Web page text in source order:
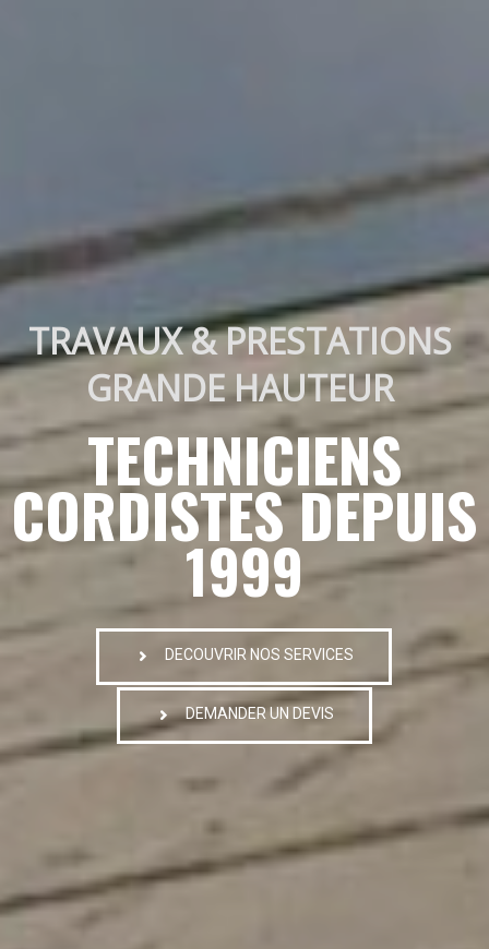
TRAVAUX & PRESTATIONS
GRANDE HAUTEUR
TECHNICIENS
CORDISTES DEPUIS
1999
DECOUVRIR NOS SERVICES
DEMANDER UN DEVIS